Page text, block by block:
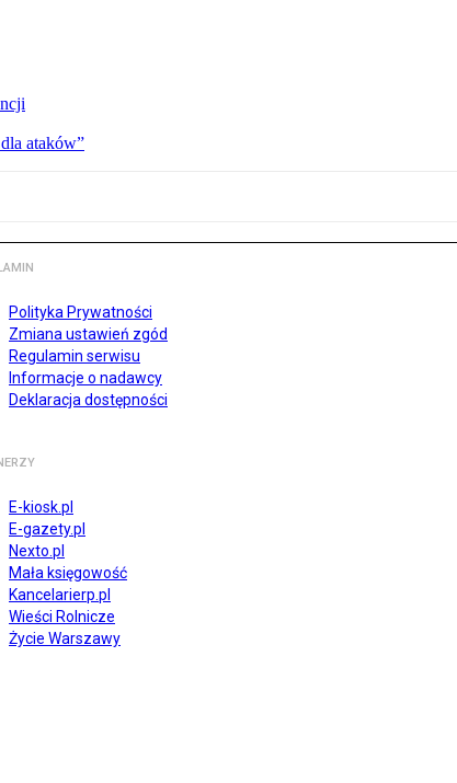
ataków”
Polityka Prywatności
Zmiana ustawień zgód
Regulamin serwisu
Informacje o nadawcy
Deklaracja dostępności
E-kiosk.pl
E-gazety.pl
Nexto.pl
Mała księgowość
Kancelarierp.pl
Wieści Rolnicze
Życie Warszawy